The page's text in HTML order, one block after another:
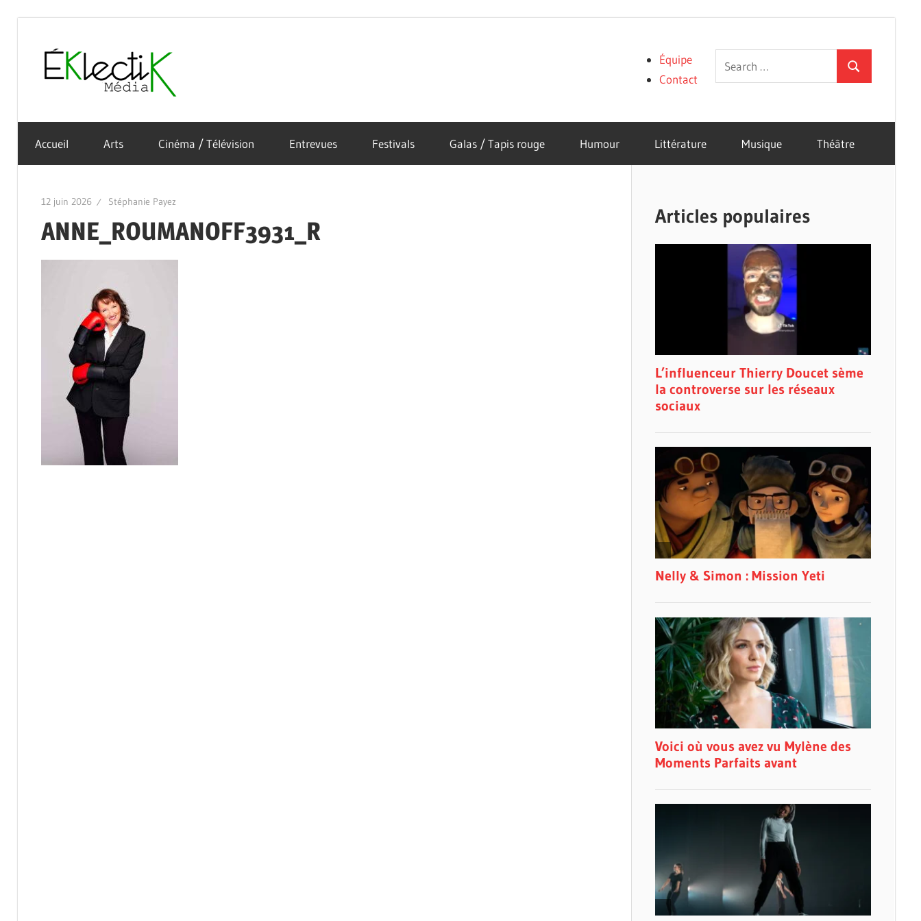
content
Média
culture
sous
toutes
formes
Search
for:
Search
Équipe
Contact
Accueil Arts Cinéma / Télévision Entrevues Festivals Galas / Tapis rouge Humour Littérature Musique Théâtre
12 juin 2026 Stéphanie Payez
ANNE_ROUMANOFF3931_R
Articles populaires